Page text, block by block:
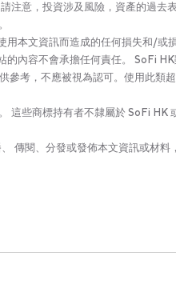
注意，投資涉及風險，資產的過去
本文資訊而造成的任何損失和/或
內容不會承擔任何責任。 SoFi
考，不應被視為認可。使用此類
這些商標持有者不隸屬於 SoFi HK
傳閱、分發或發佈本文資訊或材料